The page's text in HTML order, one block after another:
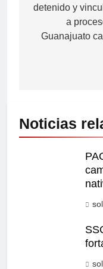
detenido y
a
Guanajuato
Noticias